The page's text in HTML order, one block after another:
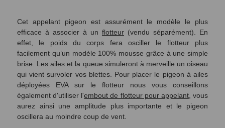
Cet appelant pigeon est assurément le modèle le plus
efficace à associer à un flotteur (vendu séparément). En
effet, le poids du corps fera osciller le flotteur plus
facilement qu’un modèle 100% mousse grâce à une simple
brise. Les ailes et la queue simuleront à merveille un oiseau
qui vient survoler vos blettes. Pour placer le pigeon à ailes
déployées EVA sur le flotteur nous vous conseillons
également d'utiliser l'embout de flotteur pour appelant, vous
aurez ainsi une amplitude plus importante et le pigeon
oscillera au moindre coup de vent.